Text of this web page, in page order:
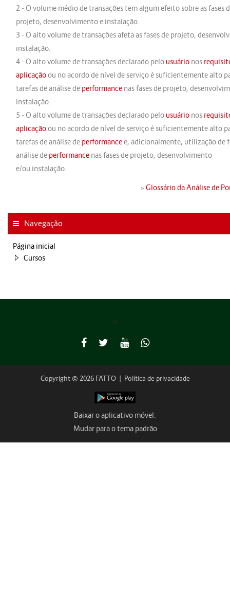
2 - O volume médio de transações tem algum efeito sobre as fases
projeto, desenvolvimento e instalação.
3 - O alto volume de transações afeta as fases de projeto,
instalação.
4 - O alto volume de transações declarado pelo usuárionos
aplicaçãoou no acordo de nível de serviço é suficientemente alto
tarefas de análise de performancenas fases de projeto,
instalação.
5 - O alto volume de transações declarado pelo usuárionos
aplicaçãoou no acordo de nível de serviço é suficientemente alto
tarefas de análise de performancee, adicionalmente, utilização de
análise de performancenas fases de projeto, desenvolvimento
e/ou instalação.
» Glossário da Análise de
Navegação
Página inicial
Cursos
Copyright © 2026 FATTO | Política de privacidade
Baixar o aplicativo móvel.
Mudar para o tema padrão